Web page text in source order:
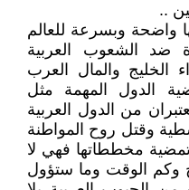
..
واضحة وبسرعة للعالم
ضد الشعوب العربية
الخليج والمال العرب
الدول المهمة مثل
من الدول العربية
وقتل روح المواطنة
مخططاتها فهي لا
وكم الوقت وما ستؤول